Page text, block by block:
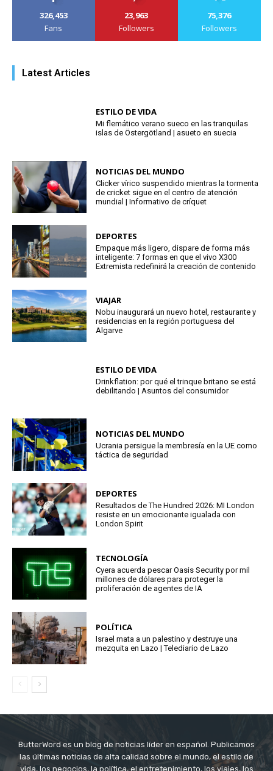
326,453
Fans
23,963
Followers
75,376
Followers
Latest Articles
ESTILO DE VIDA
Mi flemático verano sueco en las tranquilas
islas de Östergötland | asueto en suecia
NOTICIAS DEL MUNDO
Clicker vírico suspendido mientras la tormenta
de cricket sigue en el centro de atención
mundial | Informativo de críquet
DEPORTES
Empaque más ligero, dispare de forma más
inteligente: 7 formas en que el vivo X300
Extremista redefinirá la creación de contenido
VIAJAR
Nobu inaugurará un nuevo hotel, restaurante y
residencias en la región portuguesa del
Algarve
ESTILO DE VIDA
Drinkflation: por qué el trinque britano se está
debilitando | Asuntos del consumidor
NOTICIAS DEL MUNDO
Ucrania persigue la membresía en la UE como
táctica de seguridad
DEPORTES
Resultados de The Hundred 2026: MI London
resiste en un emocionante igualada con
London Spirit
TECNOLOGÍA
Cyera acuerda pescar Oasis Security por mil
millones de dólares para proteger la
proliferación de agentes de IA
POLÍTICA
Israel mata a un palestino y destruye una
mezquita en Lazo | Telediario de Lazo
ButterWord es un blog de noticias líder en español. Publicamos
las últimas noticias de alta calidad sobre el mundo, el estilo de
vida, los negocios, la política, el entretenimiento, los viajes, los